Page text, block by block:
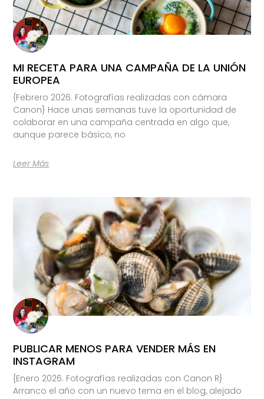
MI RECETA PARA UNA CAMPAÑA DE LA UNIÓN
EUROPEA
{Febrero 2026. Fotografías realizadas con cámara
Canon} Hace unas semanas tuve la oportunidad de
colaborar en una campaña centrada en algo que,
aunque parece básico, no
Leer Más
PUBLICAR MENOS PARA VENDER MÁS EN
INSTAGRAM
{Enero 2026. Fotografías realizadas con Canon R}
Arranco el año con un nuevo tema en el blog, alejado